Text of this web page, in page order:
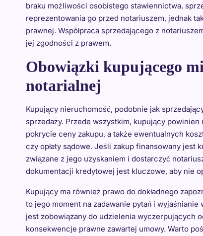
braku możliwości osobistego stawiennictwa,
reprezentowania go przed notariuszem, jednak
prawnej. Współpraca sprzedającego z
jej zgodności z prawem.
Obowiązki kupującego
notarialnej
Kupujący nieruchomość, podobnie jak
sprzedaży. Przede wszystkim, kupujący
pokrycie ceny zakupu, a także ewentualnych
czy opłaty sądowe. Jeśli zakup finansowany jest
związane z jego uzyskaniem i dostarczyć
dokumentacji kredytowej jest kluczowe, aby nie
Kupujący ma również prawo do dokładnego
to jego moment na zadawanie pytań i
jest zobowiązany do udzielenia wyczerpujących
konsekwencje prawne zawartej umowy. Warto